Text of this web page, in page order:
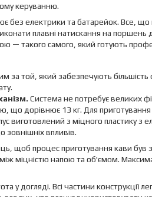
керуванню.
без електрики та батарейок. Все,
плавні натискання на
— такого самого, який готують
за той, який забезпечують більшість
Система не потребує великих
що дорівнює 13 кг. Для
виготовлений з міцного пластику з
зовнішніх впливів.
щоб процес приготування кави був
міцністю напою та об'ємом.
у догляді. Всі частини конструкції